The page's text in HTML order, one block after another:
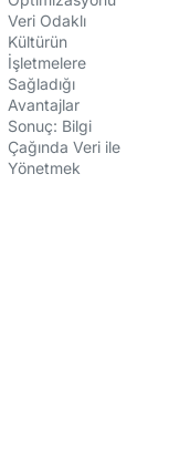
Veri Odaklı
Kültürün
İşletmelere
Sağladığı
Avantajlar
Sonuç: Bilgi
Çağında Veri ile
Yönetmek